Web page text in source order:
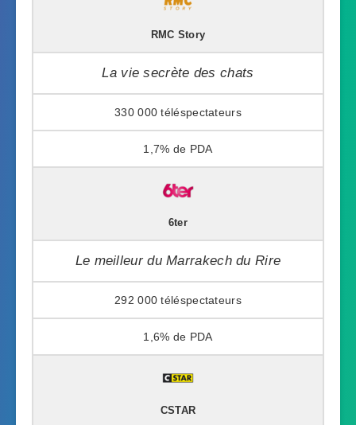
RMC Story
La vie secrète des chats
330 000
1,7%
6ter
Le meilleur du Marrakech du Rire
292 000
1,6%
CSTAR